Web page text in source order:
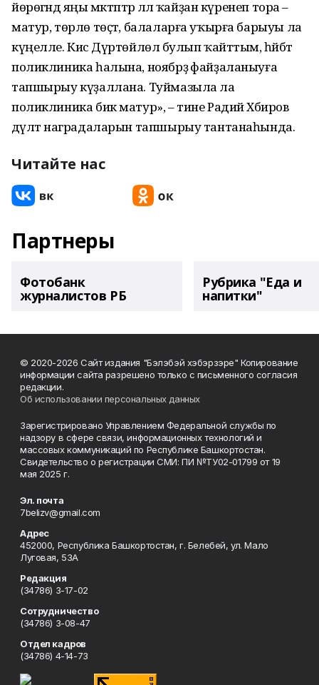
йөрөгәндә яңы мәктәптәр әллә ҡайҙан күренеп тора –
матур, төрлө төҫтә, балаларға уҡырға барыуы ла
күңелле. Кисә Дүртөйлөлә булып ҡайттым, һәйбәт
поликлиника һалына, ноябрҙә файҙаланыуға
тапшырыу күҙаллана. Туймазыла ла
поликлиника бик матур», – тине Радий Хәбиров
дәүләт наградаларын тапшырыу тантанаһында.
Читайте нас
Партнеры
Фотобанк
журналистов РБ
Рубрика "Еда и
напитки"
© 2020-2026 Сайт издания "Бэлэбэй хэбэрзэре" Копирование
информации сайта разрешено только с письменного согласия
редакции.
Об использовании персональных данных
Зарегистрировано Управлением Федеральной службы по
надзору в сфере связи, информационных технологий и
массовых коммуникаций по Республике Башкортостан.
Свидетельство о регистрации СМИ: ПИ №ТУ02-01799 от 19
мая 2025 г.
Эл. почта
7belizv@gmail.com
Адрес
452000, Республика Башкортостан, г. Белебей, ул. Мало
Луговая, 53А
Редакция
(34786) 3-17-02
Сотрудничество
(34786) 3-08-47
Отдел кадров
(34786) 4-14-73